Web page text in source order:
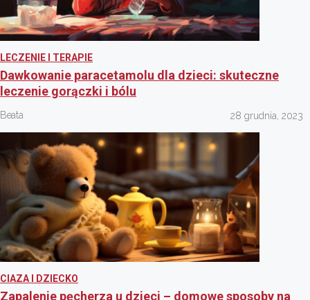
LECZENIE I TERAPIE
Dawkowanie paracetamolu dla dzieci: skuteczne
leczenie gorączki i bólu
Beata 28 grudnia, 2023
CIAZA I DZIECKO
Zapalenie pęcherza u dzieci – domowe sposoby na